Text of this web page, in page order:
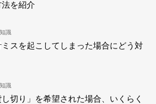
を紹介
識
スを起こしてしまった場合にどう対
識
切り」を希望された場合、いくらく